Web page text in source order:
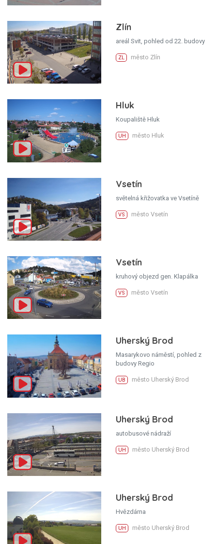
Zlín
areál Svit, pohled od 22. budovy
ZL město Zlín
Hluk
Koupaliště Hluk
UH město Hluk
Vsetín
světelná křižovatka ve Vsetíně
VS město Vsetín
Vsetín
kruhový objezd gen. Klapálka
VS město Vsetín
Uherský Brod
Masarykovo náměstí, pohled z
budovy Regio
UB město Uherský Brod
Uherský Brod
autobusové nádraží
UH město Uherský Brod
Uherský Brod
Hvězdárna
UH město Uherský Brod